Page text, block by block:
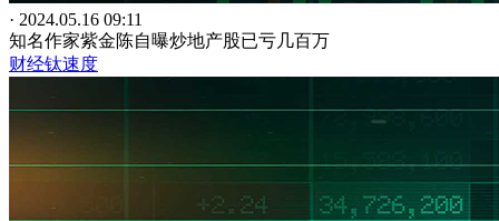
· 2024.05.16 09:11
知名作家紫金陈自曝炒地产股已亏几百万
财经钛速度